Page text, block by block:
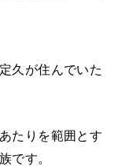
久が住んでいた
たりを範囲とす
です。